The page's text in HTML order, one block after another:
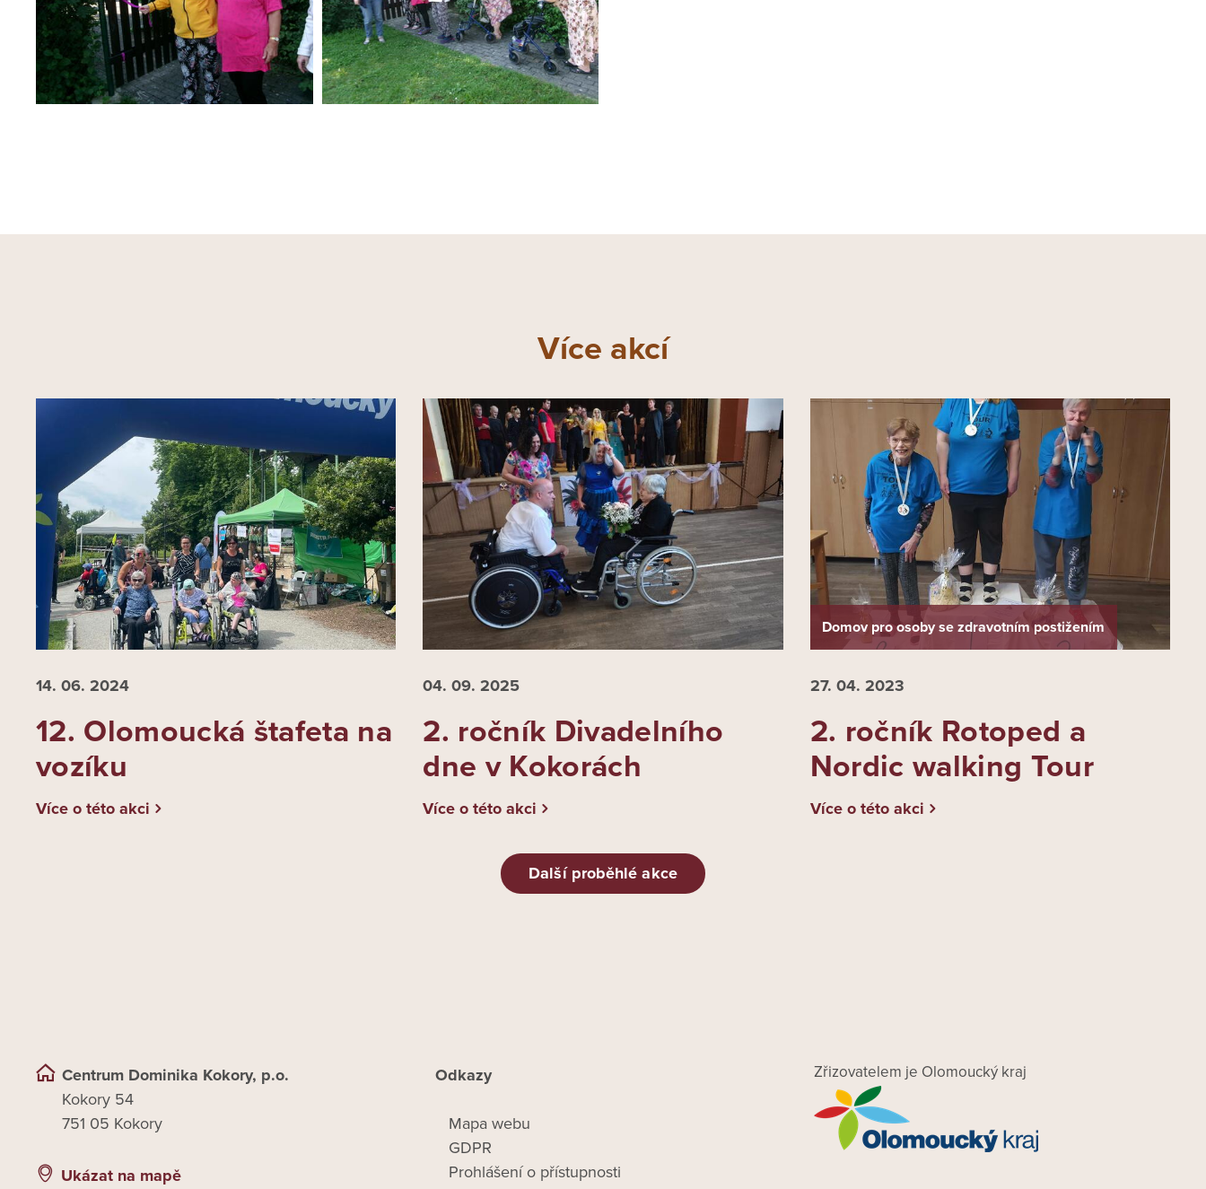
Více akcí
14. 06. 2024
12. Olomoucká štafeta na
vozíku
Více o této akci
04. 09.2025
2. ročník Divadelního
dne v Kokorách
Více o této akci
Domov pro osoby se zdravotním postižením
27. 04. 2023
2. ročník Rotoped a
Nordic walking Tour
Více o této akci
Další proběhlé akce
Centrum Dominika Kokory, p.o.
Kokory 54
751 05 Kokory
Ukázat na mapě
Odkazy
Mapa webu
GDPR
Prohlášení o přístupnosti
Zřizovatelem je Olomoucký kraj